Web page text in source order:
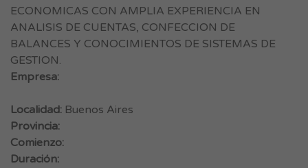
ECONOMICAS CON AMPLIA EXPERIENCIA EN
ANALISIS DE CUENTAS, CONFECCION DE
BALANCES Y CONOCIMIENTOS DE SISTEMAS DE
GESTION.
Empresa:
Localidad: Buenos Aires
Provincia:
Comienzo:
Duración: